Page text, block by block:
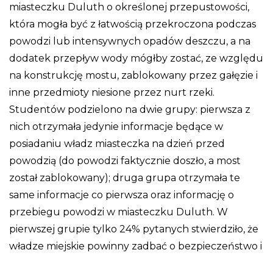
miasteczku Duluth o określonej przepustowości,
która mogła być z łatwością przekroczona podczas
powodzi lub intensywnych opadów deszczu, a na
dodatek przepływ wody mógłby zostać, ze względu
na konstrukcję mostu, zablokowany przez gałęzie i
inne przedmioty niesione przez nurt rzeki.
Studentów podzielono na dwie grupy: pierwsza z
nich otrzymała jedynie informacje będące w
posiadaniu władz miasteczka na dzień przed
powodzią (do powodzi faktycznie doszło, a most
został zablokowany); druga grupa otrzymała te
same informacje co pierwsza oraz informację o
przebiegu powodzi w miasteczku Duluth. W
pierwszej grupie tylko 24% pytanych stwierdziło, że
władze miejskie powinny zadbać o bezpieczeństwo i